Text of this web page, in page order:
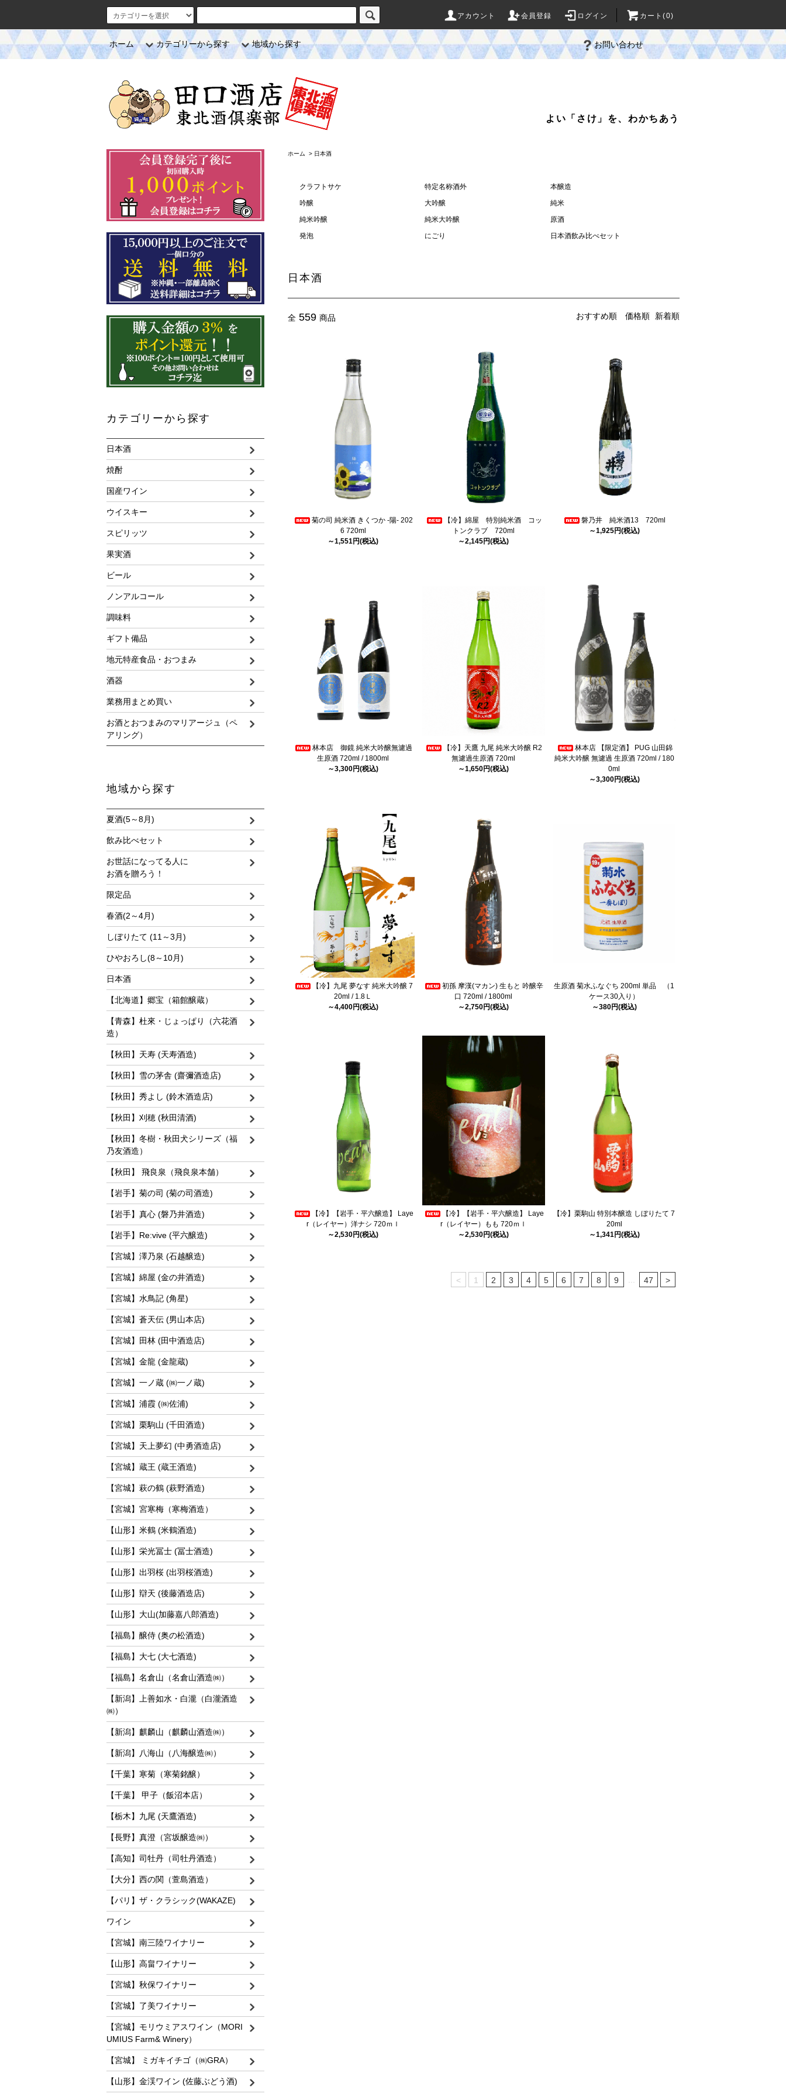
アカウント 会員登録 ログイン カート(0)
ホーム カテゴリーから探す 地域から探す お問い合わせ
よい「さけ」を、わかちあう
ホーム > 日本酒
クラフトサケ 特定名称酒外
本醸造
吟醸
大吟醸
純米
純米吟醸
純米大吟醸
原酒
発泡
にごり 日本酒飲み比べセット
日本酒
全 559 商品 おすすめ順 価格順 新着順
菊の司 純米酒 きくつか -陽- 202
6 720ml
～1,551円(税込)
【冷】綿屋 特別純米酒 コッ
トンクラブ 720ml
～2,145円(税込)
磐乃井 純米酒13 720ml
～1,925円(税込)
林本店 御鏡 純米大吟醸無濾過
生原酒 720ml / 1800ml
～3,300円(税込)
【冷】天鷹 九尾 純米大吟醸 R2
無濾過生原酒 720ml
～1,650円(税込)
林本店 【限定酒】 PUG 山田錦
純米大吟醸 無濾過 生原酒 720ml / 180
0ml
～3,300円(税込)
【冷】九尾 夢なす 純米大吟醸 7
20ml / 1.8Ｌ
～4,400円(税込)
初孫 摩漢(マカン) 生もと 吟醸辛
口 720ml / 1800ml
～2,750円(税込)
生原酒 菊水ふなぐち 200ml 単品 （1
ケース30入り）
～380円(税込)
【冷】【岩手・平六醸造】 Laye
r（レイヤー）洋ナシ 720ｍｌ
～2,530円(税込)
【冷】【岩手・平六醸造】 Laye
r（レイヤー）もも 720ｍｌ
～2,530円(税込)
【冷】栗駒山 特別本醸造 しぼりたて 7
20ml
～1,341円(税込)
< 1 2 3 4 5 6 7 8 9 47 >
カテゴリーから探す
日本酒
焼酎
国産ワイン
ウイスキー
スピリッツ
果実酒
ビール
ノンアルコール
調味料
ギフト備品
地元特産食品・おつまみ
酒器
業務用まとめ買い
お酒とおつまみのマリアージュ（ペ
アリング）
地域から探す
夏酒(5～8月)
飲み比べセット
お世話になってる人に
お酒を贈ろう！
限定品
春酒(2～4月)
しぼりたて (11～3月)
ひやおろし(8～10月)
日本酒
【北海道】郷宝（箱館醸蔵）
【青森】杜來・じょっぱり（六花酒
造）
【秋田】天寿 (天寿酒造)
【秋田】雪の茅舎 (齋彌酒造店)
【秋田】秀よし (鈴木酒造店)
【秋田】刈穂 (秋田清酒)
【秋田】冬樹・秋田犬シリーズ（福
乃友酒造）
【秋田】 飛良泉（飛良泉本舗）
【岩手】菊の司 (菊の司酒造)
【岩手】真心 (磐乃井酒造)
【岩手】Re:vive (平六醸造)
【宮城】澤乃泉 (石越醸造)
【宮城】綿屋 (金の井酒造)
【宮城】水鳥記 (角星)
【宮城】蒼天伝 (男山本店)
【宮城】田林 (田中酒造店)
【宮城】金龍 (金龍蔵)
【宮城】一ノ蔵 (㈱一ノ蔵)
【宮城】浦霞 (㈱佐浦)
【宮城】栗駒山 (千田酒造)
【宮城】天上夢幻 (中勇酒造店)
【宮城】蔵王 (蔵王酒造)
【宮城】萩の鶴 (萩野酒造)
【宮城】宮寒梅（寒梅酒造）
【山形】米鶴 (米鶴酒造)
【山形】栄光冨士 (冨士酒造)
【山形】出羽桜 (出羽桜酒造)
【山形】辯天 (後藤酒造店)
【山形】大山(加藤嘉八郎酒造)
【福島】醸侍 (奥の松酒造)
【福島】大七 (大七酒造)
【福島】名倉山（名倉山酒造㈱）
【新潟】上善如水・白瀧（白瀧酒造
㈱）
【新潟】麒麟山（麒麟山酒造㈱）
【新潟】八海山（八海醸造㈱）
【千葉】寒菊（寒菊銘醸）
【千葉】 甲子（飯沼本店）
【栃木】九尾 (天鷹酒造)
【長野】真澄（宮坂醸造㈱）
【高知】司牡丹（司牡丹酒造）
【大分】西の関（萱島酒造）
【パリ】ザ・クラシック(WAKAZE)
ワイン
【宮城】南三陸ワイナリー
【山形】高畠ワイナリー
【宮城】秋保ワイナリー
【宮城】了美ワイナリー
【宮城】モリウミアスワイン（MORI
UMIUS Farm& Winery）
【宮城】 ミガキイチゴ（㈱GRA）
【山形】金渓ワイン (佐藤ぶどう酒)